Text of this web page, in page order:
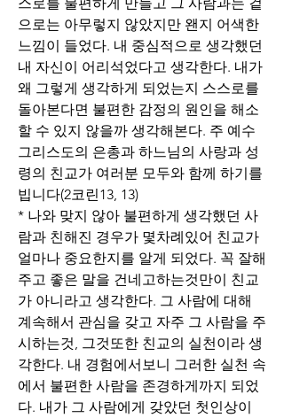
으로는 아무렇지 않았지만 왠지 어색한
느낌이 들었다. 내 중심적으로 생각했던
내 자신이 어리석었다고 생각한다. 내가
왜 그렇게 생각하게 되었는지 스스로를
돌아본다면 불편한 감정의 원인을 해소
할 수 있지 않을까 생각해본다. 주 예수
그리스도의 은총과 하느님의 사랑과 성
령의 친교가 여러분 모두와 함께 하기를
빕니다(2코린13, 13)
* 나와 맞지 않아 불편하게 생각했던 사
람과 친해진 경우가 몇차례있어 친교가
얼마나 중요한지를 알게 되었다. 꼭 잘해
주고 좋은 말을 건네고하는것만이 친교
가 아니라고 생각한다. 그 사람에 대해
계속해서 관심을 갖고 자주 그 사람을 주
시하는것, 그것또한 친교의 실천이라 생
각한다. 내 경험에서보니 그러한 실천 속
에서 불편한 사람을 존경하게까지 되었
다. 내가 그 사람에게 갖았던 첫인상이